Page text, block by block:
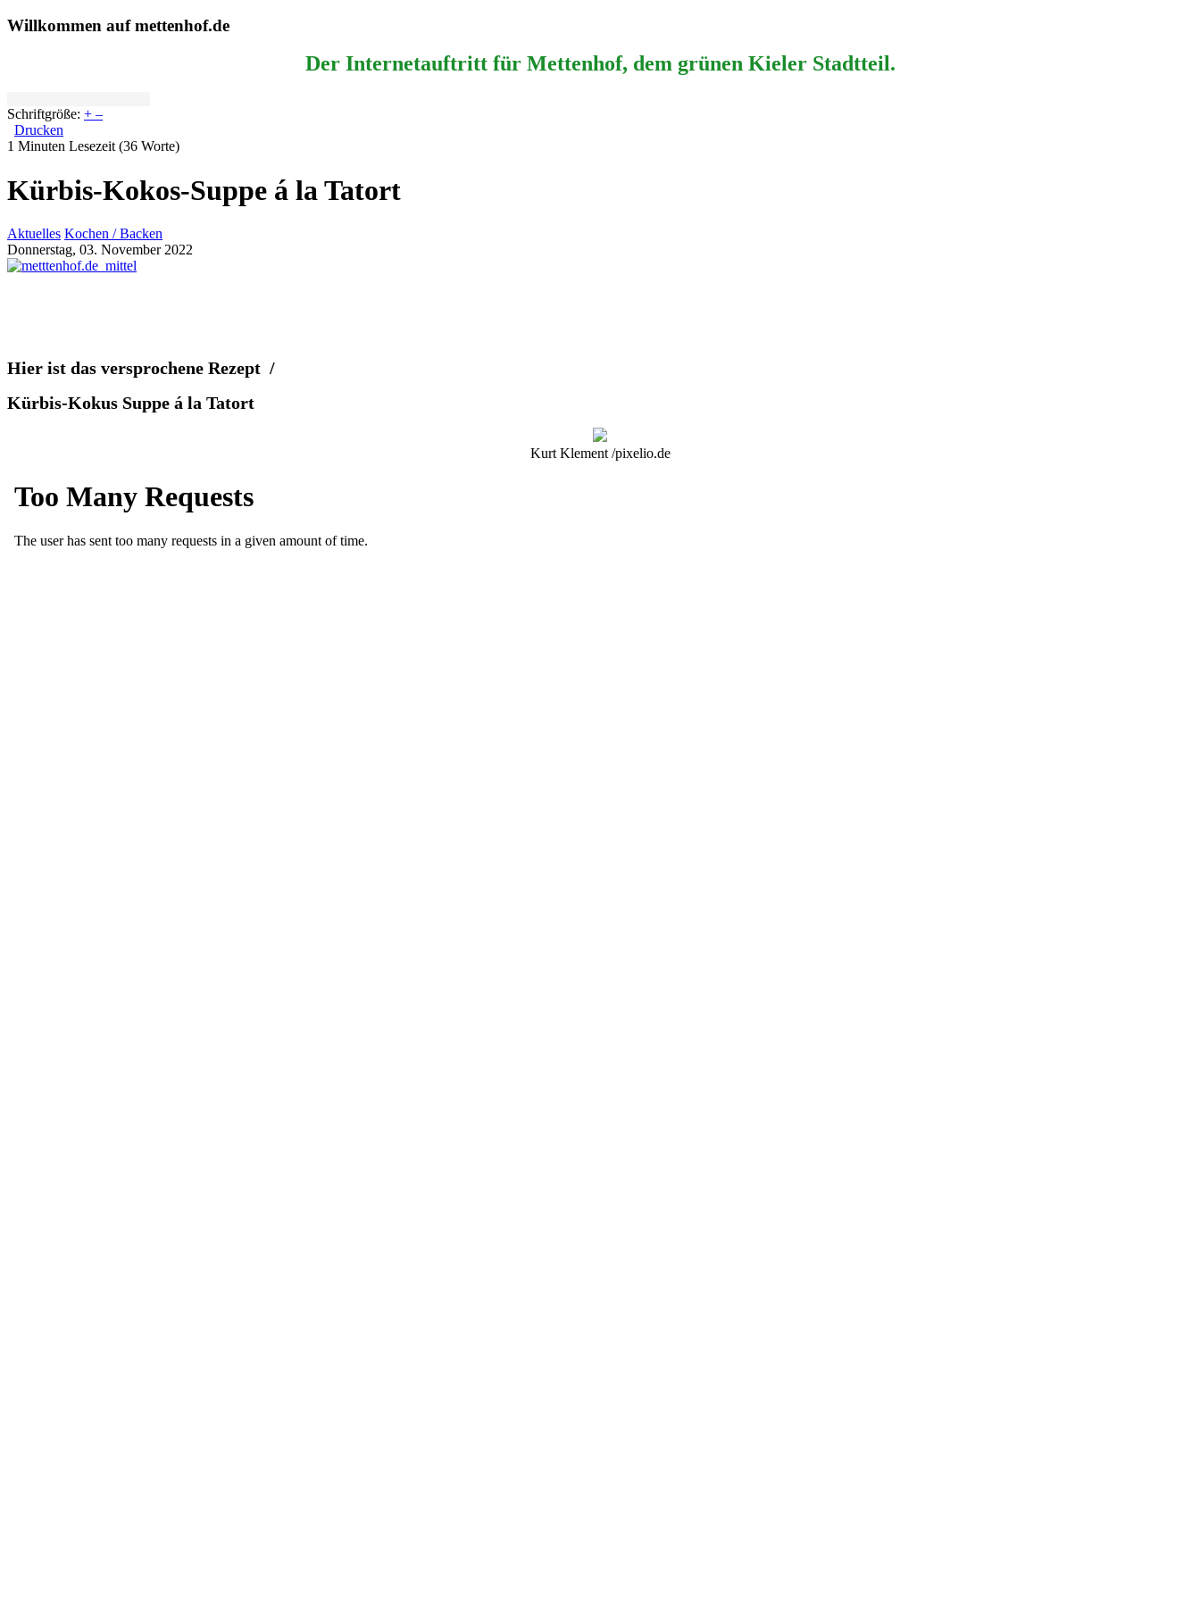
Willkommen auf mettenhof.de
Der Internetauftritt für Mettenhof, dem grünen Kieler Stadtteil.
Schriftgröße: + –
Drucken
1 Minuten Lesezeit (36 Worte)
Kürbis-Kokos-Suppe á la Tatort
Aktuelles Kochen / Backen
Donnerstag, 03. November 2022
Hier ist das versprochene Rezept /
Kürbis-Kokus Suppe á la Tatort
Kurt Klement /pixelio.de